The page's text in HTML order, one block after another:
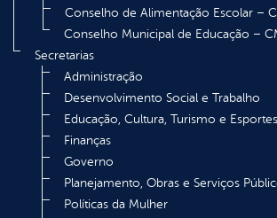
Conselho de Alimentação Escolar –
Conselho Municipal de Educação –
Secretarias
Administração
Desenvolvimento Social e Trabalho
Educação, Cultura, Turismo e Esportes
Finanças
Governo
Planejamento, Obras e Serviços
Políticas da Mulher